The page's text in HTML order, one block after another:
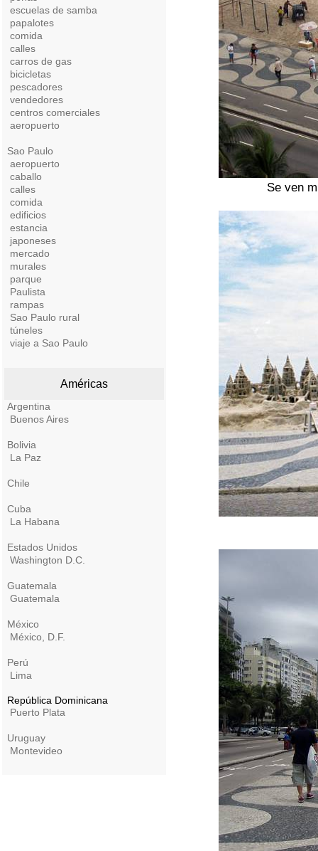
escuelas de samba
papalotes
comida
calles
carros de gas
bicicletas
pescadores
vendedores
centros comerciales
aeropuerto
Sao Paulo
aeropuerto
caballo
calles
comida
edificios
estancia
japoneses
mercado
murales
parque
Paulista
rampas
Sao Paulo rural
túneles
viaje a Sao Paulo
Américas
Argentina
Buenos Aires
Bolivia
La Paz
Chile
Cuba
La Habana
Estados Unidos
Washington D.C.
Guatemala
Guatemala
México
México, D.F.
Perú
Lima
República Dominicana
Puerto Plata
Uruguay
Montevideo
Se ven